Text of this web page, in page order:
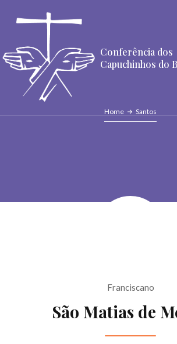
Conferência dos
Capuchinhos do
Home Santos
Franciscano
São Matias de